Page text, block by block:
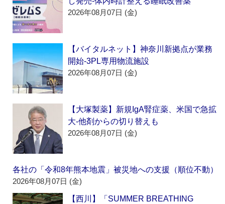
2026年08月07日 (金)
【バイタルネット】神奈川新拠点が業務
開始‐3PL専用物流施設
2026年08月07日 (金)
【大塚製薬】新規IgA腎症薬、米国で急拡
大‐他剤からの切り替えも
2026年08月07日 (金)
各社の「令和8年熊本地震」被災地への支援（順位不動）
2026年08月07日 (金)
【西川】「SUMMER BREATHING